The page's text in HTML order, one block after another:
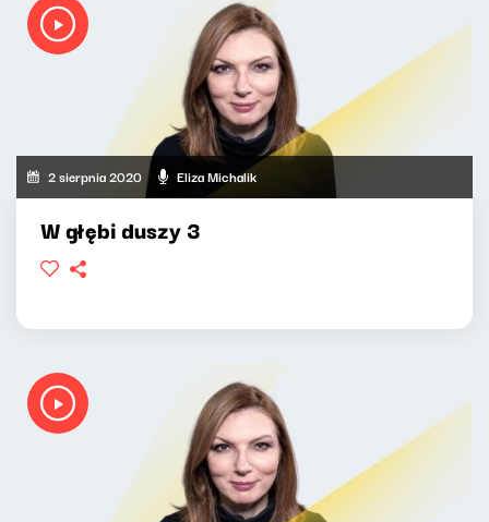
2 sierpnia 2020 Eliza Michalik
W głębi duszy 3